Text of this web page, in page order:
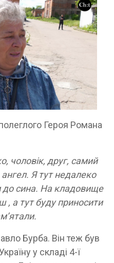
Героя Романа
чоловік, друг, самий
Я тут недалеко
до сина. На кладовище
, а тут буду приносити
Бурба. Він теж був
у складі 4-ї